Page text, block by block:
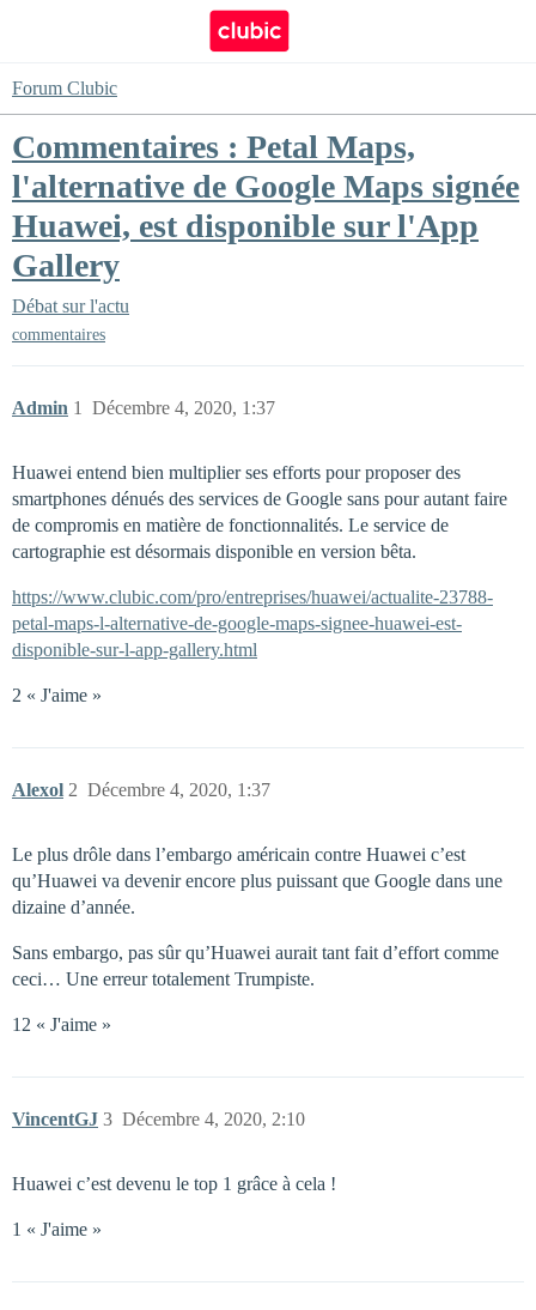
Forum Clubic
Commentaires : Petal Maps,
l'alternative de Google Maps signée
Huawei, est disponible sur l'App
Gallery
Débat sur l'actu
commentaires
Admin Décembre 4, 2020, 1:37
1
Huawei entend bien multiplier ses efforts pour proposer des
smartphones dénués des services de Google sans pour autant faire
de compromis en matière de fonctionnalités. Le service de
cartographie est désormais disponible en version bêta.
https://www.clubic.com/pro/entreprises/huawei/actualite-23788-
petal-maps-l-alternative-de-google-maps-signee-huawei-est-
disponible-sur-l-app-gallery.html
2 « J'aime »
Alexol Décembre 4, 2020, 1:37
2
Le plus drôle dans l’embargo américain contre Huawei c’est
qu’Huawei va devenir encore plus puissant que Google dans une
dizaine d’année.
Sans embargo, pas sûr qu’Huawei aurait tant fait d’effort comme
ceci… Une erreur totalement Trumpiste.
12 « J'aime »
VincentGJ Décembre 4, 2020, 2:10
3
Huawei c’est devenu le top 1 grâce à cela !
1 « J'aime »